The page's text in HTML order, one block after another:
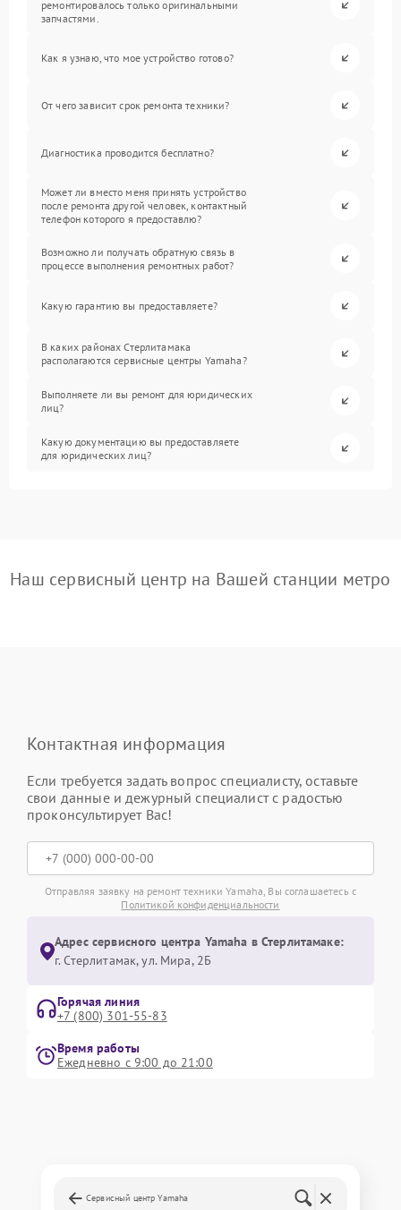
ремонтировалось только оригинальными
запчастями.
Как я узнаю, что мое устройство готово?
От чего зависит срок ремонта техники?
Диагностика проводится бесплатно?
Может ли вместо меня принять устройство
после ремонта другой человек, контактный
телефон которого я предоставлю?
Возможно ли получать обратную связь в
процессе выполнения ремонтных работ?
Какую гарантию вы предоставляете?
В каких районах Стерлитамака
располагаются сервисные центры Yamaha?
Выполняете ли вы ремонт для юридических
лиц?
Какую документацию вы предоставляете
для юридических лиц?
Наш сервисный центр на Вашей станции метро
Контактная информация
Если требуется задать вопрос специалисту, оставьте
свои данные и дежурный специалист с радостью
проконсультирует Вас!
Отправляя заявку на ремонт техники Yamaha, Вы соглашаетесь с
Политикой конфиденциальности
Адрес сервисного центра Yamaha в Стерлитамаке:
г. Стерлитамак, ул. Мира, 2Б
Горячая линия
+7 (800) 301-55-83
Время работы
Ежедневно с 9:00 до 21:00
Сервисный центр Yamaha